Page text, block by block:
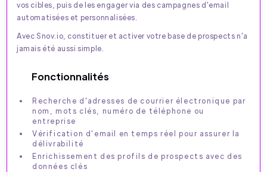
vos cibles, puis de les engager via des campagnes d'email
automatisées et personnalisées.
Avec Snov.io, constituer et activer votre base de prospects n'a
jamais été aussi simple.
Fonctionnalités
Recherche d'adresses de courrier électronique par
nom, mots clés, numéro de téléphone ou
entreprise
Vérification d'email en temps réel pour assurer la
délivrabilité
Enrichissement des profils de prospects avec des
données clés